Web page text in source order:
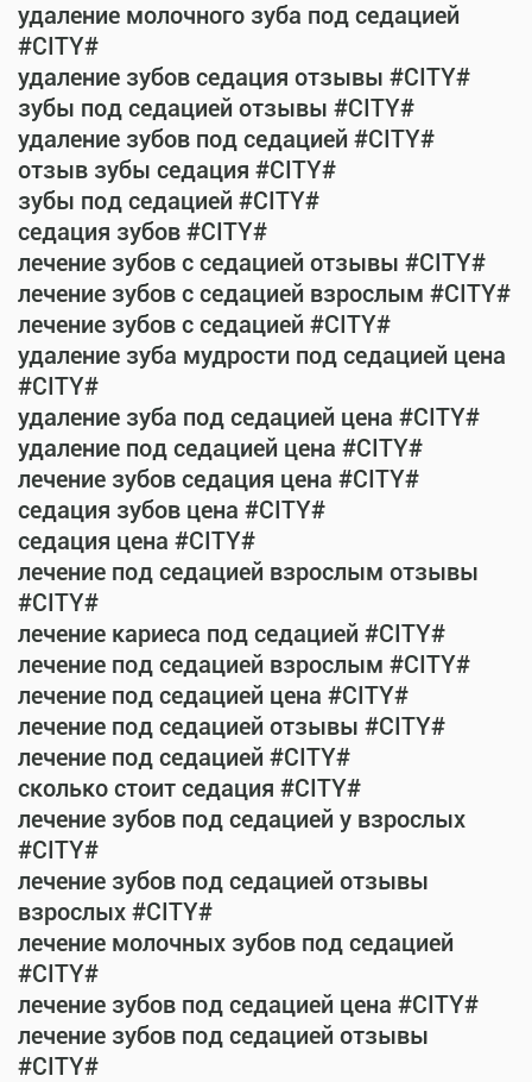
удаление молочного зуба под седацией
#CITY#
удаление зубов седация отзывы #CITY#
зубы под седацией отзывы #CITY#
удаление зубов под седацией #CITY#
отзыв зубы седация #CITY#
зубы под седацией #CITY#
седация зубов #CITY#
лечение зубов с седацией отзывы #CITY#
лечение зубов с седацией взрослым #CITY#
лечение зубов с седацией #CITY#
удаление зуба мудрости под седацией цена
#CITY#
удаление зуба под седацией цена #CITY#
удаление под седацией цена #CITY#
лечение зубов седация цена #CITY#
седация зубов цена #CITY#
седация цена #CITY#
лечение под седацией взрослым отзывы
#CITY#
лечение кариеса под седацией #CITY#
лечение под седацией взрослым #CITY#
лечение под седацией цена #CITY#
лечение под седацией отзывы #CITY#
лечение под седацией #CITY#
сколько стоит седация #CITY#
лечение зубов под седацией у взрослых
#CITY#
лечение зубов под седацией отзывы
взрослых #CITY#
лечение молочных зубов под седацией
#CITY#
лечение зубов под седацией цена #CITY#
лечение зубов под седацией отзывы
#CITY#